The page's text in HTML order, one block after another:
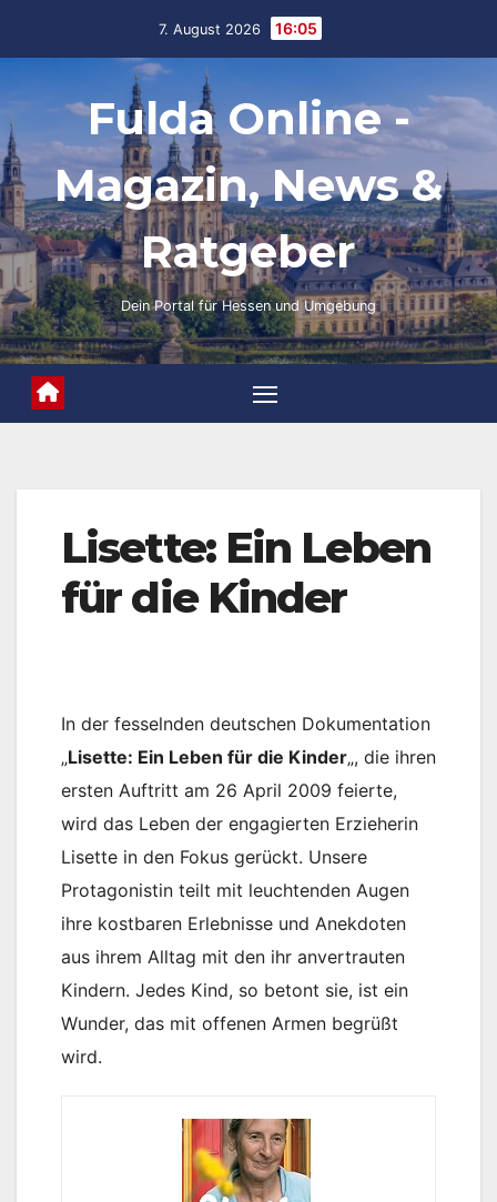
7. August 2026 16:05
Fulda Online -
Magazin, News &
Ratgeber
Dein Portal für Hessen und Umgebung
Lisette: Ein Leben
für die Kinder
In der fesselnden deutschen Dokumentation
„Lisette: Ein Leben für die Kinder„, die ihren
ersten Auftritt am 26 April 2009 feierte,
wird das Leben der engagierten Erzieherin
Lisette in den Fokus gerückt. Unsere
Protagonistin teilt mit leuchtenden Augen
ihre kostbaren Erlebnisse und Anekdoten
aus ihrem Alltag mit den ihr anvertrauten
Kindern. Jedes Kind, so betont sie, ist ein
Wunder, das mit offenen Armen begrüßt
wird.